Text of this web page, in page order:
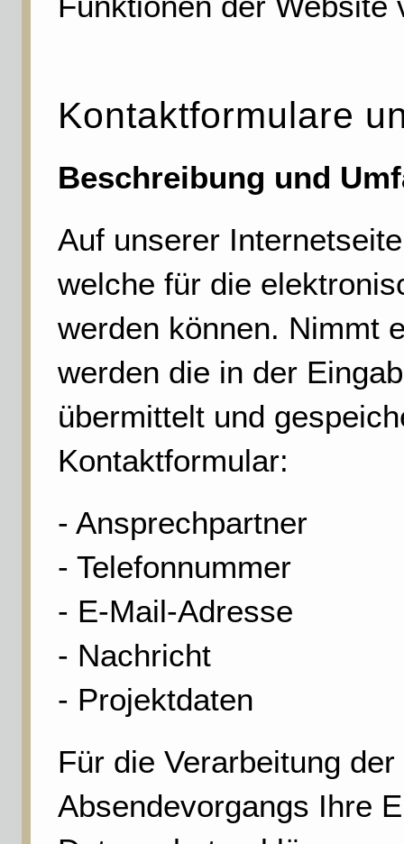
Kontaktformulare
Beschreibung und
Auf unserer
welche für die
werden können. Nimmt
werden die in der
übermittelt und
Kontaktformular:
- Ansprechpartner
- Telefonnummer
- E-Mail-Adresse
- Nachricht
- Projektdaten
Für die Verarbeitung
Absendevorgangs Ihre